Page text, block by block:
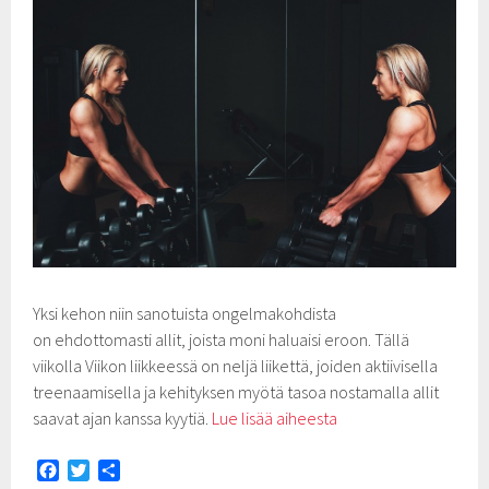
Yksi kehon niin sanotuista ongelmakohdista
on ehdottomasti allit, joista moni haluaisi eroon. Tällä
viikolla Viikon liikkeessä on neljä liikettä, joiden aktiivisella
treenaamisella ja kehityksen myötä tasoa nostamalla allit
saavat ajan kanssa kyytiä. Lue lisää aiheesta